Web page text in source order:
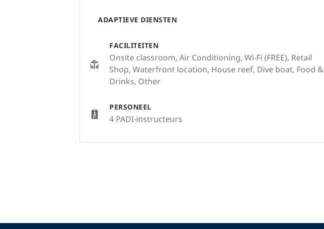
ADAPTIEVE DIENSTEN
FACILITEITEN
Onsite classroom, Air Conditioning, Wi-Fi (FREE), Retail
Shop, Waterfront location, House reef, Dive boat, Food &
Drinks, Other
PERSONEEL
4 PADI-instructeurs